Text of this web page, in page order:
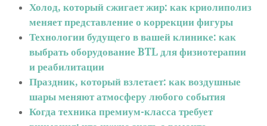
Холод, который сжигает жир: как криолиполиз
меняет представление о коррекции фигуры
Технологии будущего в вашей клинике: как
выбрать оборудование BTL для физиотерапии
и реабилитации
Праздник, который взлетает: как воздушные
шары меняют атмосферу любого события
Когда техника премиум-класса требует